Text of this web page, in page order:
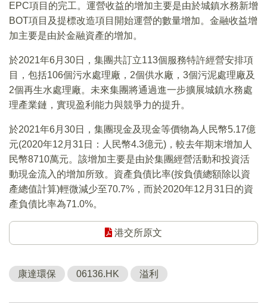
EPC項目的完工。運營收益的增加主要是由於城鎮水務新增
BOT項目及提標改造項目開始運營的數量增加。金融收益增
加主要是由於金融資產的增加。
於2021年6月30日，集團共訂立113個服務特許經營安排項
目，包括106個污水處理廠，2個供水廠，3個污泥處理廠及
2個再生水處理廠。未來集團將通過進一步擴展城鎮水務處
理產業鏈，實現盈利能力與競爭力的提升。
於2021年6月30日，集團現金及現金等價物為人民幣5.17億
元(2020年12月31日：人民幣4.3億元)，較去年期末增加人
民幣8710萬元。該增加主要是由於集團經營活動和投資活
動現金流入的增加所致。資產負債比率(按負債總額除以資
產總值計算)輕微減少至70.7%，而於2020年12月31日的資
產負債比率為71.0%。
港交所原文
康達環保 06136.HK 溢利